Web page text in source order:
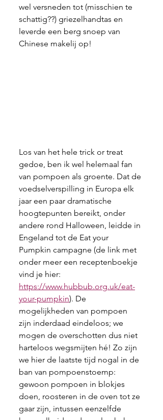
wel versneden tot (misschien te
schattig??) griezelhandtas en
leverde een berg snoep van
Chinese makelij op!
Los van het hele trick or treat
gedoe, ben ik wel helemaal fan
van pompoen als groente. Dat de
voedselverspilling in Europa elk
jaar een paar dramatische
hoogtepunten bereikt, onder
andere rond Halloween, leidde in
Engeland tot de Eat your
Pumpkin campagne (de link met
onder meer een receptenboekje
vind je hier:
https://www.hubbub.org.uk/eat-
your-pumpkin). De
mogelijkheden van pompoen
zijn inderdaad eindeloos; we
mogen de overschotten dus niet
harteloos wegsmijten hé! Zo zijn
we hier de laatste tijd nogal in de
ban van pompoenstoemp:
gewoon pompoen in blokjes
doen, roosteren in de oven tot ze
gaar zijn, intussen eenzelfde